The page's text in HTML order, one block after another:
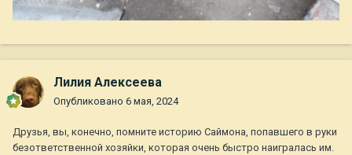
Лилия Алексеева
Опубликовано 6 мая, 2024
Друзья, вы, конечно, помните историю Саймона, попавшего в руки
безответственной хозяйки, которая очень быстро наигралась им.